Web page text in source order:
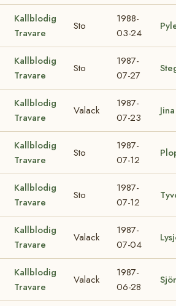
Kallblodig
Travare
Sto
1988-
03-24
Kallblodig
Travare
Sto
1987-
07-27
Kallblodig
Travare
Valack
1987-
07-23
Kallblodig
Travare
Sto
1987-
07-12
Kallblodig
Travare
Sto
1987-
07-12
Kallblodig
Travare
Valack
1987-
07-04
Kallblodig
Travare
Valack
1987-
06-28